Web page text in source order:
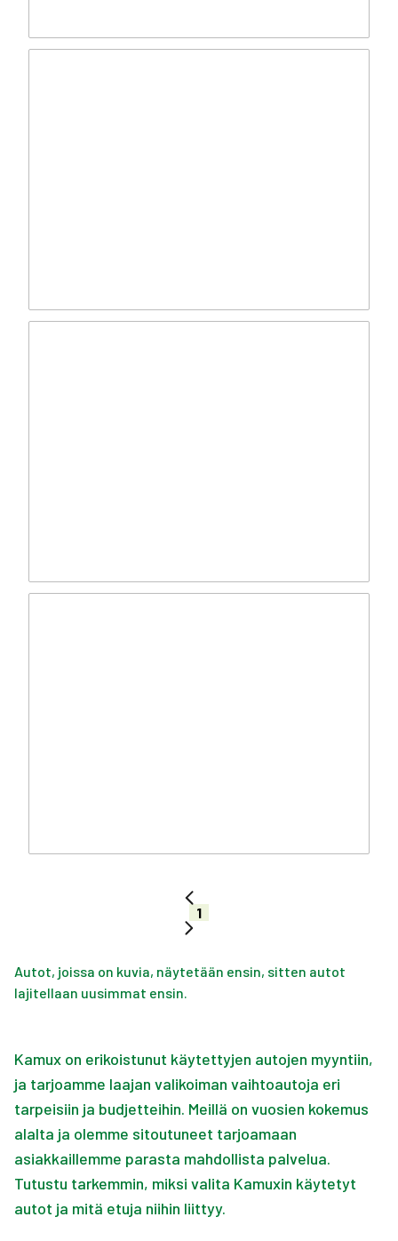
1
Autot, joissa on kuvia, näytetään ensin, sitten autot
lajitellaan uusimmat ensin.
Kamux on erikoistunut käytettyjen autojen myyntiin,
ja tarjoamme laajan valikoiman vaihtoautoja eri
tarpeisiin ja budjetteihin. Meillä on vuosien kokemus
alalta ja olemme sitoutuneet tarjoamaan
asiakkaillemme parasta mahdollista palvelua.
Tutustu tarkemmin, miksi valita Kamuxin käytetyt
autot ja mitä etuja niihin liittyy.